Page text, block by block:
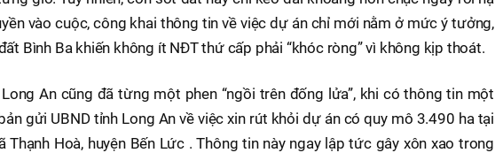
vào cuộc, công khai thông tin về việc dự án chỉ mới nằm ở mức ý tưởng,
Bình Ba khiến không ít NĐT thứ cấp phải “khóc ròng” vì không kịp thoát.
An cũng đã từng một phen “ngồi trên đống lửa”, khi có thông tin một
gửi UBND tỉnh Long An về việc xin rút khỏi dự án có quy mô 3.490 ha tại
Thạnh Hoà, huyện Bến Lức . Thông tin này ngay lập tức gây xôn xao trong